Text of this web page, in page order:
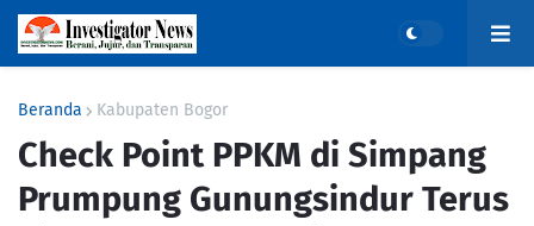
Beranda Kabupaten Bogor
Check Point PPKM di Simpang
Prumpung Gunungsindur Terus